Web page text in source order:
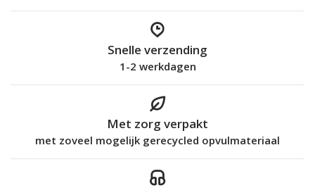
Snelle verzending
1-2 werkdagen
Met zorg verpakt
met zoveel mogelijk gerecycled opvulmateriaal